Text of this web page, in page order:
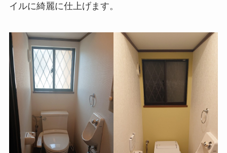
イルに綺麗に仕上げます。